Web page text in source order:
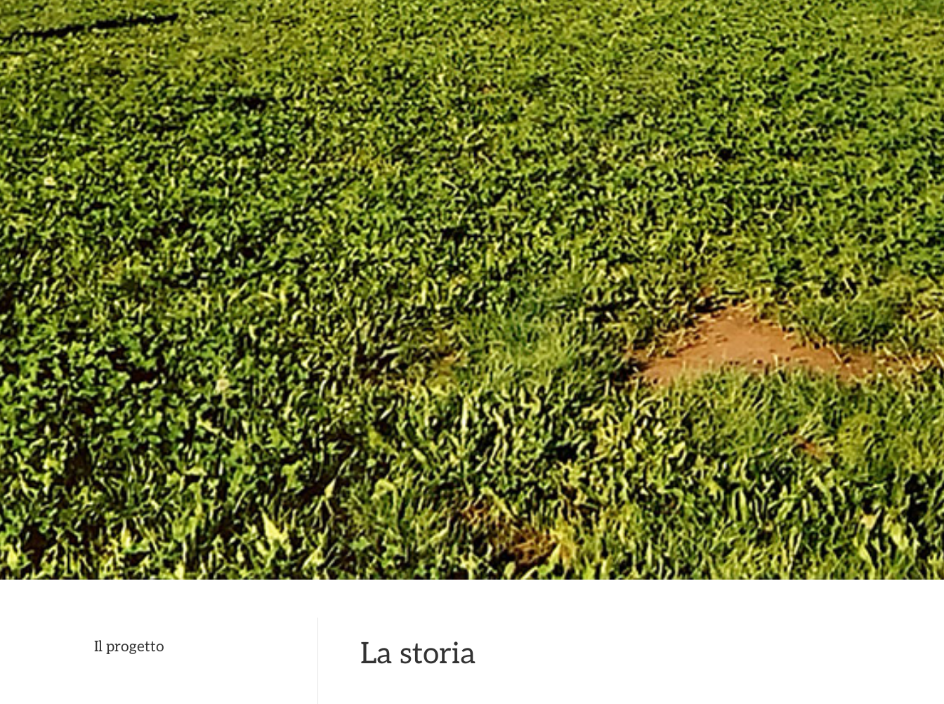
Il progetto La storia